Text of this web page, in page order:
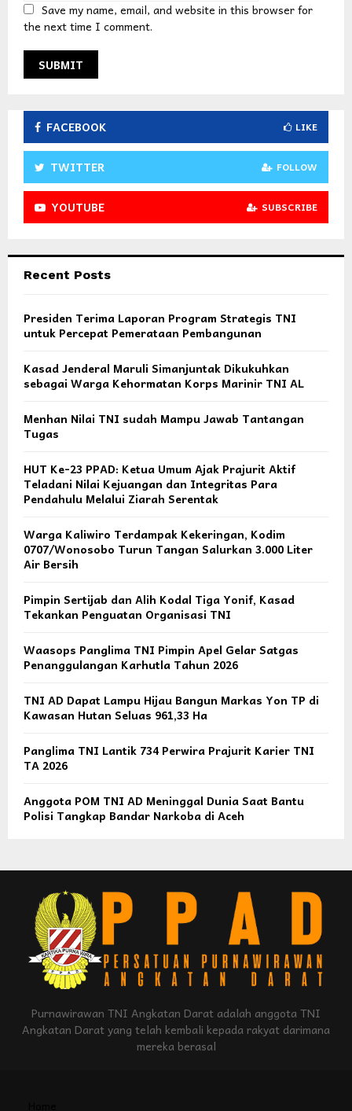
Save my name, email, and website in this browser for
the next time I comment.
FACEBOOK LIKE
TWITTER FOLLOW
YOUTUBE SUBSCRIBE
Recent Posts
Presiden Terima Laporan Program Strategis TNI
untuk Percepat Pemerataan Pembangunan
Kasad Jenderal Maruli Simanjuntak Dikukuhkan
sebagai Warga Kehormatan Korps Marinir TNI AL
Menhan Nilai TNI sudah Mampu Jawab Tantangan
Tugas
HUT Ke-23 PPAD: Ketua Umum Ajak Prajurit Aktif
Teladani Nilai Kejuangan dan Integritas Para
Pendahulu Melalui Ziarah Serentak
Warga Kaliwiro Terdampak Kekeringan, Kodim
0707/Wonosobo Turun Tangan Salurkan 3.000 Liter
Air Bersih
Pimpin Sertijab dan Alih Kodal Tiga Yonif, Kasad
Tekankan Penguatan Organisasi TNI
Waasops Panglima TNI Pimpin Apel Gelar Satgas
Penanggulangan Karhutla Tahun 2026
TNI AD Dapat Lampu Hijau Bangun Markas Yon TP di
Kawasan Hutan Seluas 961,33 Ha
Panglima TNI Lantik 734 Perwira Prajurit Karier TNI
TA 2026
Anggota POM TNI AD Meninggal Dunia Saat Bantu
Polisi Tangkap Bandar Narkoba di Aceh
Purnawirawan TNI Angkatan Darat adalah anggota TNI
Angkatan Darat yang telah kembali kepada rakyat darimana
mereka berasal